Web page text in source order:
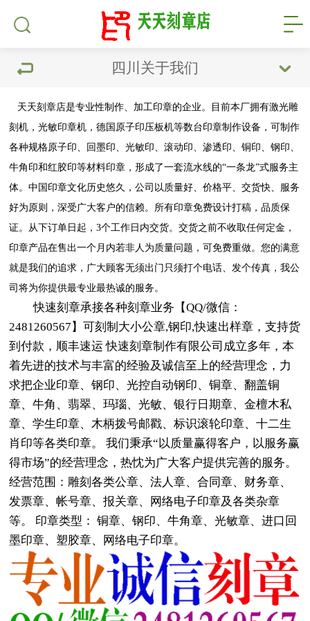
四川关于我们
天天刻章店是专业性制作、加工印章的企业。目前本厂拥有激光雕
刻机，光敏印章机，德国原子印压板机等数台印章制作设备，可制作
各种规格原子印、回墨印、光敏印、滚动印、渗透印、铜印、钢印、
牛角印和红胶印等材料印章，形成了一套流水线的“一条龙”式服务主
体。中国印章文化历史悠久，公司以质量好、价格平、交货快、服务
好为原则，深受广大客户的信赖。所有印章免费设计打稿，品质保
证。从下订单日起，3个工作日内交货。交货之前不收取任何定金，
印章产品在售出一个月内若非人为质量问题，可免费重做。您的满意
就是我们的追求，广大顾客无须出门只须打个电话、发个传真，我公
司将为你提供最专业最热诚的服务。
快速刻章承接各种刻章业务【QQ/微信：
2481260567】可刻制大小公章,钢印,快速出样章，支持货
到付款，顺丰速运 快速刻章制作有限公司成立多年，本
着先进的技术与丰富的经验及诚信至上的经营理念，力
求把企业印章、钢印、光控自动钢印、铜章、翻盖铜
章、牛角、翡翠、玛瑙、光敏、银行日期章、金檀木私
章、学生印章、木柄拨号邮戳、标识滚轮印章、十二生
肖印等各类印章。 我们秉承“以质量赢得客户，以服务赢
得市场”的经营理念，热忱为广大客户提供完善的服务。
经营范围：雕刻各类公章、法人章、合同章、财务章、
发票章、帐号章、报关章、网络电子印章及各类杂章
等。 印章类型： 铜章、钢印、牛角章、光敏章、进口回
墨印章、塑胶章、网络电子印章。